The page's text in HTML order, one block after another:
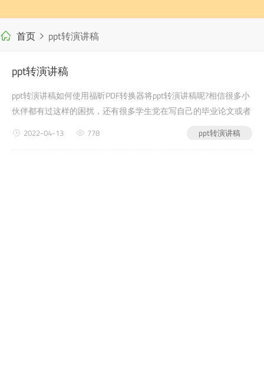
首页 ppt转演讲稿
ppt转演讲稿
ppt转演讲稿如何使用福昕PDF转换器将ppt转演讲稿呢?相信很多小
伙伴都有过这样的困扰，还有很多学生党在写自己的毕业论文或者
的问题，没有关系，今天小编教给大家的就是如何使用福昕PDF转
ppt转演讲稿
2022-04-13 778